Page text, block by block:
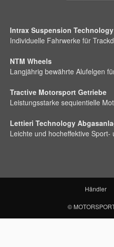
Intrax Suspension Technology
Individuelle Fahrwerke für
NTM Wheels
Langjährig bewährte Alufelgen
Tractive Motorsport Getriebe
Leistungsstarke sequientielle
Lettieri Technology
Leichte und hocheffektive
Händler
©